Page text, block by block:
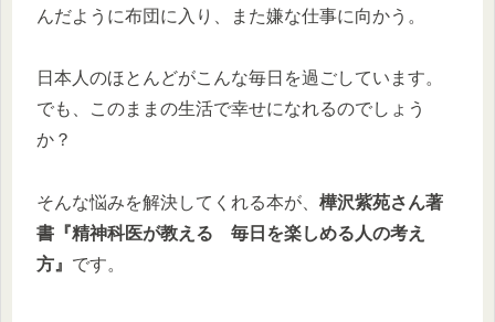
んだように布団に入り、また嫌な仕事に向かう。
日本人のほとんどがこんな毎日を過ごしています。
でも、このままの生活で幸せになれるのでしょう
か？
そんな悩みを解決してくれる本が、 樺沢紫苑さん著
書『精神科医が教える 毎日を楽しめる人の考え
方』 です。